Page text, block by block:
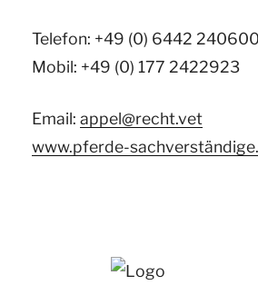
Telefon: +49 (0) 6442 240600
Mobil: +49 (0) 177 2422923
Email:appel@recht.vet
www.pferde-